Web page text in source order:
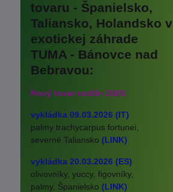
tovaru - Španielsko,
Taliansko, Holandsko v
exotickej záhrade
TUMA - Bánovce nad
Bebravou:
Nový tovar rastlín 2026:
vykládka 09.03.2026 (IT)
palmy trachycarpus fortunei,
severné Taliansko (LINK)
vykládka 20.03.2026 (ES)
olivovníky, yuccy, figovníky,
palmy, Španielsko (LINK)